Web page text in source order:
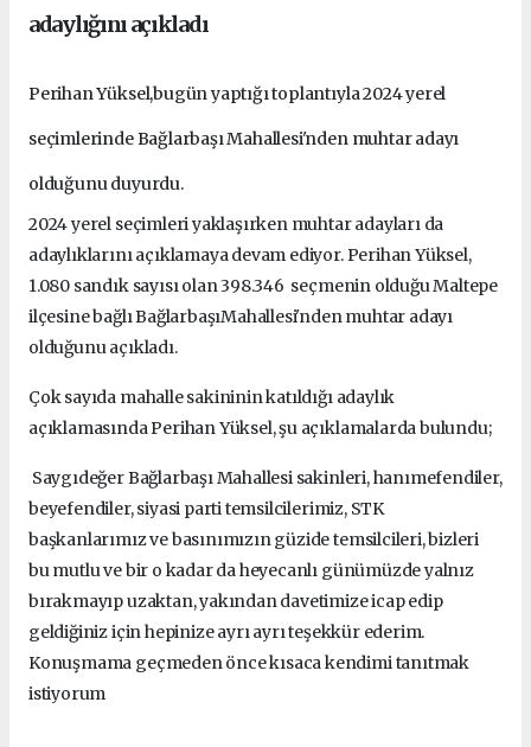
adaylığını açıkladı
Perihan Yüksel,bugün yaptığı toplantıyla 2024 yerel
seçimlerinde Bağlarbaşı Mahallesi'nden muhtar adayı
olduğunu duyurdu.
2024 yerel seçimleri yaklaşırken muhtar adayları da
adaylıklarını açıklamaya devam ediyor. Perihan Yüksel,
1.080 sandık sayısı olan 398.346 seçmenin olduğu Maltepe
ilçesine bağlı BağlarbaşıMahallesi'nden muhtar adayı
olduğunu açıkladı.
Çok sayıda mahalle sakininin katıldığı adaylık
açıklamasında Perihan Yüksel, şu açıklamalarda bulundu;
Saygıdeğer Bağlarbaşı Mahallesi sakinleri, hanımefendiler,
beyefendiler, siyasi parti temsilcilerimiz, STK
başkanlarımız ve basınımızın güzide temsilcileri, bizleri
bu mutlu ve bir o kadar da heyecanlı günümüzde yalnız
bırakmayıp uzaktan, yakından davetimize icap edip
geldiğiniz için hepinize ayrı ayrı teşekkür ederim.
Konuşmama geçmeden önce kısaca kendimi tanıtmak
istiyorum